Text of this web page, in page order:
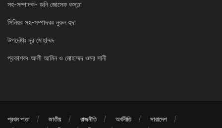
সহ-সম্পাদক- জনি জোসেফ কস্তা
সিনিয়র সহ-সম্পাদকঃ নুরুল হুদা
উপদেষ্টাঃ নূর মোহাম্মদ
প্রকাশকঃ আলী আমিন ও মোহাম্মদ ওমর সানী
প্রথম পাতা জাতীয় রাজনীতি অর্থনীতি
সারাদেশ